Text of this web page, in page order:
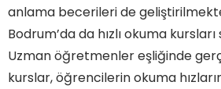
anlama becerileri de
Bodrum’da da hızlı okuma
Uzman öğretmenler eşliğinde
kurslar, öğrencilerin okuma